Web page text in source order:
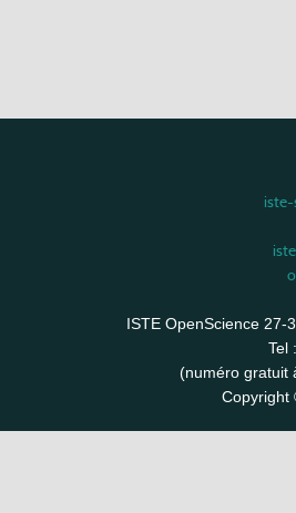
iste-
ISTE OpenScience 27-
Tel :
(numéro gratuit
Copyright